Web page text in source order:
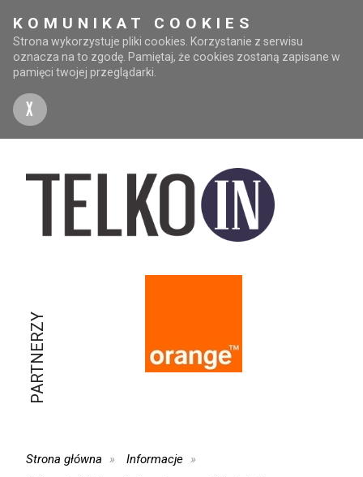
KOMUNIKAT COOKIES
Strona wykorzystuje pliki cookies. Korzystanie z serwisu
oznacza na to zgodę. Pamiętaj, że cookies zostaną zapisane w
pamięci twojej przeglądarki.
X
PARTNERZY
Strona główna
Informacje